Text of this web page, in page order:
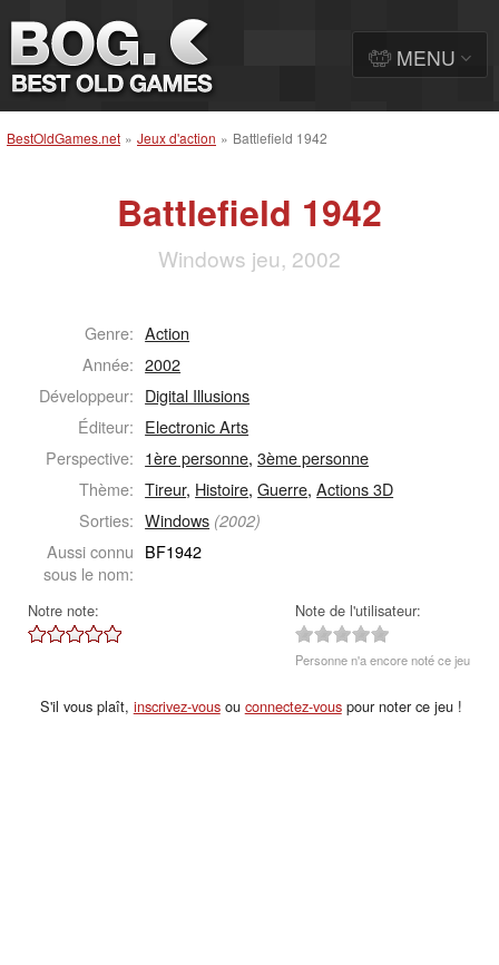
BestOldGames.net » Jeux d'action » Battlefield 1942
Battlefield 1942
Windows jeu, 2002
Genre: Action
Année: 2002
Développeur: Digital Illusions
Éditeur: Electronic Arts
Perspective: 1ère personne,3ème personne
Thème: Tireur, Histoire,Guerre,Actions 3D
Sorties: Windows (2002)
Aussi connu
sous le nom:
BF1942
Notre note: Note de l'utilisateur:
Personne n'a encore noté ce jeu
S'il vous plaît, inscrivez-vousou connectez-vouspour noter ce jeu !
MENU